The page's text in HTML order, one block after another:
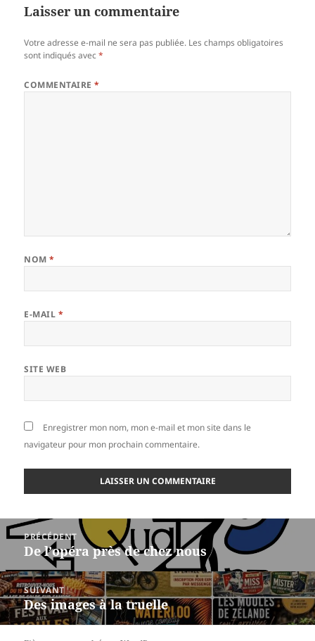
Laisser un commentaire
Votre adresse e-mail ne sera pas publiée. Les champs obligatoires
sont indiqués avec*
COMMENTAIRE*
NOM*
E-MAIL *
SITE WEB
Enregistrer mon nom, mon e-mail et mon site dans le
navigateur pour mon prochain commentaire.
Navigation
de
l’article
PRÉCÉDENT
Article
précédent :
De l’opéra près de chez nous
SUIVANT
Article
suivant :
Des images à la truelle